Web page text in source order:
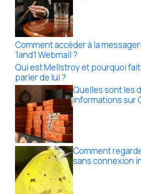
Comment accéder à la
1and1 Webmail ?
Qui est Mellstroy et pourquoi
parler de lui ?
Quelles sont les
informations sur
Comment
sans connexion